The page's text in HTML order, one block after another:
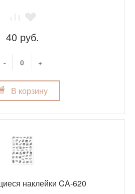
40 руб.
- +
В корзину
наклейки CA-620